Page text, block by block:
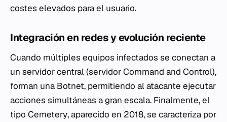
costes elevados para el usuario.
Integración en redes y evolución reciente
Cuando múltiples equipos infectados se conectan a
un servidor central (servidorCommand and Control),
forman una Botnet, permitiendo al atacante ejecutar
acciones simultáneas a gran escala. Finalmente, el
tipo Cemetery, aparecido en 2018, se caracteriza por